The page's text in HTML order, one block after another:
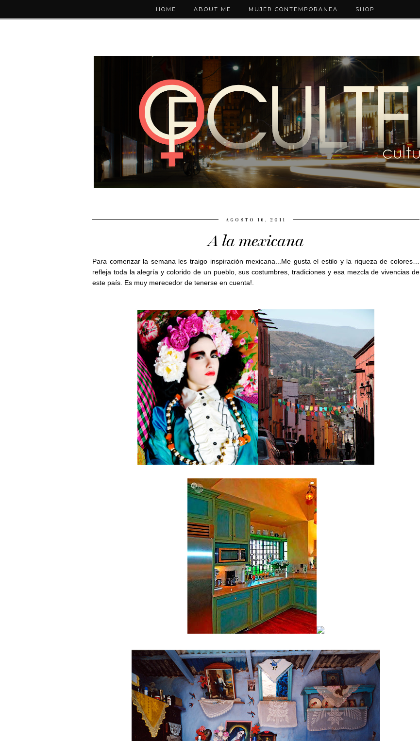
HOME ABOUT ME MUJER CONTEMPORANEA SHOP
AGOSTO 16, 2011
A la mexicana
Para comenzar la semana les traigo inspiración mexicana...Me gusta el estilo y la riqueza de colores…
refleja toda la alegría y colorido de un pueblo, sus costumbres, tradiciones y esa mezcla de vivencias de
este país. Es muy merecedor de tenerse en cuenta!.